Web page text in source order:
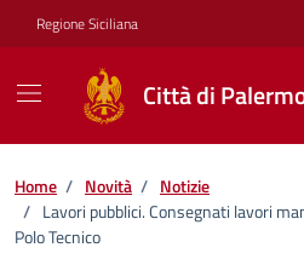
Vai ai contenuti
Vai al footer
Regione Siciliana
Città di
Home / Novità / Notizie
/ Lavori pubblici. Consegnati lavori
Polo Tecnico